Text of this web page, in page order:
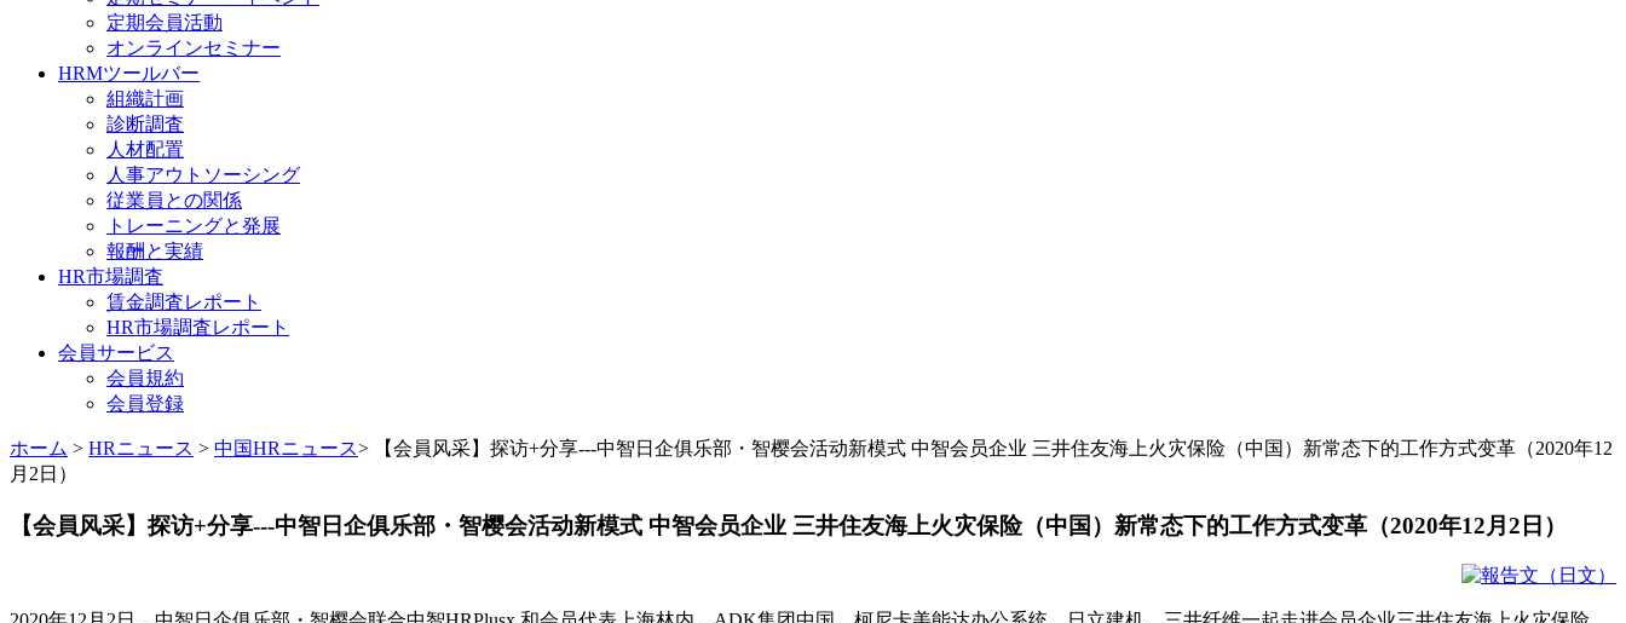
定期会員活動
オンラインセミナー
HRMツールバー
組織計画
診断調査
人材配置
人事アウトソーシング
従業員との関係
トレーニングと発展
報酬と実績
HR市場調査
賃金調査レポート
HR市場調査レポート
会員サービス
会員規約
会員登録
ホーム > HRニュース > 中国HRニュース> 【会員风采】探访+分享---中智日企俱乐部・智樱会活动新模式 中智会员企业 三井住友海上火灾保险（中国）新常态下的工作方式变革（2020年12
月2日）
【会員风采】探访+分享---中智日企俱乐部・智樱会活动新模式 中智会员企业 三井住友海上火灾保险（中国）新常态下的工作方式变革（2020年12月2日）